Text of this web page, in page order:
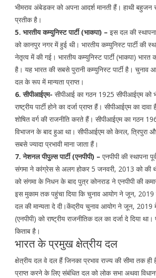
भीमराव अंबेडकर को अपना आदर्श मानती हैं। हाथी बहुजन
प्रतीक है।
5. भारतीय कम्युनिस्ट पार्टी (भाकपा) – इस दल की
को कानपुर नगर में हुई थी। भारतीय कम्युनिस्ट पार्टी की
नेतृत्व में की गई। भारतीय कम्युनिस्ट पार्टी (भाकपा) भारत
है। यह भारत की सबसे पुरानी कम्युनिस्ट पार्टी है। चुनाव
दल के रूप में मान्यता प्राप्त।
6. सीपीआईएम- सीपीआई का गठन 1925 सीपीआईएम को
राष्ट्रीय पार्टी होने का दर्जा प्राप्त हैं। सीपीआईएम का
शोषित वर्ग की राजनीति करते हैं। सीपीआईएम का गठन
विभाजन के बाद हुआ था। सीपीआईएम को केरल, त्रिपुरा
सबसे ज्यादा प्रभावी माना जाता हैं।
7. नेशनल पीपुल्स पार्टी (एनपीपी) – एनपीपी की स्थापना
संगमा ने कांग्रेस से अलग होकर 5 जनवरी, 2013 को की
को संगमा के निधन के बाद पुत्र कोनराड ने एनपीपी की
इस मुकाम तक पहुंचा दिया कि चुनाव आयोग ने जून, 2019 में
दल की मान्यता दे दी।केंद्रीय चुनाव आयोग ने जून, 2019
(एनपीपी) को राष्ट्रीय राजनीतिक दल का दर्जा दे दिया था।
किताब है।
भारत के प्रमुख क्षेत्रीय दल
क्षेत्रीय दल वे दल हैं जिनका प्रभाव राज्य की सीमा तक ही
प्राप्त करने के लिए संबंधित दल को लोक सभा अथवा